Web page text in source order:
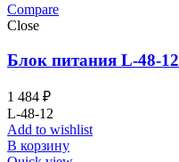
Compare
Close
Блок питания L-48-12
1 484 ₽
L-48-12
Add to wishlist
В корзину